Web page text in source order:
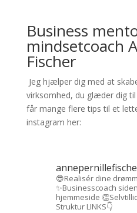
Business
mindsetcoach
Fischer
Jeg hjælper dig med at
virksomhed, du glæder dig
får mange flere tips til et
instagram her:
😎Realisér dine
✨Businesscoach
hjemmeside
StrukturLINKS👇